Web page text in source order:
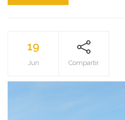
19
Jun Compartir